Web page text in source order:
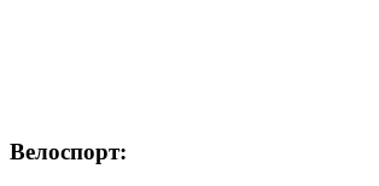
Велоспорт: